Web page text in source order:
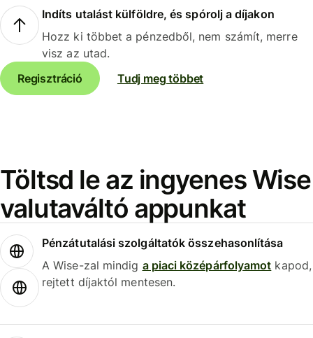
Indíts utalást külföldre, és spórolj a díjakon
Hozz ki többet a pénzedből, nem számít, merre
visz az utad.
Regisztráció
Tudj meg többet
Töltsd le az ingyenes Wise
valutaváltó appunkat
Pénzátutalási szolgáltatók összehasonlítása
A Wise-zal mindig a piaci középárfolyamot kapod,
rejtett díjaktól mentesen.